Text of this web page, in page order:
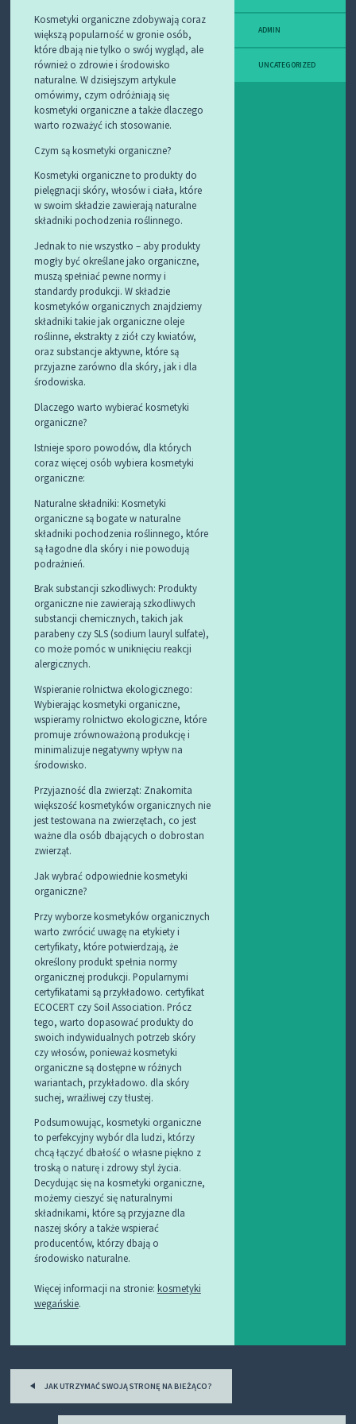
Kosmetyki organiczne zdobywają coraz
większą popularność w gronie osób,
które dbają nie tylko o swój wygląd, ale
również o zdrowie i środowisko
naturalne. W dzisiejszym artykule
omówimy, czym odróżniają się
kosmetyki organiczne a także dlaczego
warto rozważyć ich stosowanie.
Czym są kosmetyki organiczne?
Kosmetyki organiczne to produkty do
pielęgnacji skóry, włosów i ciała, które
w swoim składzie zawierają naturalne
składniki pochodzenia roślinnego.
Jednak to nie wszystko – aby produkty
mogły być określane jako organiczne,
muszą spełniać pewne normy i
standardy produkcji. W składzie
kosmetyków organicznych znajdziemy
składniki takie jak organiczne oleje
roślinne, ekstrakty z ziół czy kwiatów,
oraz substancje aktywne, które są
przyjazne zarówno dla skóry, jak i dla
środowiska.
Dlaczego warto wybierać kosmetyki
organiczne?
Istnieje sporo powodów, dla których
coraz więcej osób wybiera kosmetyki
organiczne:
Naturalne składniki: Kosmetyki
organiczne są bogate w naturalne
składniki pochodzenia roślinnego, które
są łagodne dla skóry i nie powodują
podrażnień.
Brak substancji szkodliwych: Produkty
organiczne nie zawierają szkodliwych
substancji chemicznych, takich jak
parabeny czy SLS (sodium lauryl sulfate),
co może pomóc w uniknięciu reakcji
alergicznych.
Wspieranie rolnictwa ekologicznego:
Wybierając kosmetyki organiczne,
wspieramy rolnictwo ekologiczne, które
promuje zrównoważoną produkcję i
minimalizuje negatywny wpływ na
środowisko.
Przyjazność dla zwierząt: Znakomita
większość kosmetyków organicznych nie
jest testowana na zwierzętach, co jest
ważne dla osób dbających o dobrostan
zwierząt.
Jak wybrać odpowiednie kosmetyki
organiczne?
Przy wyborze kosmetyków organicznych
warto zwrócić uwagę na etykiety i
certyfikaty, które potwierdzają, że
określony produkt spełnia normy
organicznej produkcji. Popularnymi
certyfikatami są przykładowo. certyfikat
ECOCERT czy Soil Association. Prócz
tego, warto dopasować produkty do
swoich indywidualnych potrzeb skóry
czy włosów, ponieważ kosmetyki
organiczne są dostępne w różnych
wariantach, przykładowo. dla skóry
suchej, wrażliwej czy tłustej.
Podsumowując, kosmetyki organiczne
to perfekcyjny wybór dla ludzi, którzy
chcą łączyć dbałość o własne piękno z
troską o naturę i zdrowy styl życia.
Decydując się na kosmetyki organiczne,
możemy cieszyć się naturalnymi
składnikami, które są przyjazne dla
naszej skóry a także wspierać
producentów, którzy dbają o
środowisko naturalne.
Więcej informacji na stronie: kosmetyki
wegańskie.
ADMIN
UNCATEGORIZED
Post
navigation
JAK UTRZYMAĆ SWOJĄ STRONĘ NA BIEŻĄCO?